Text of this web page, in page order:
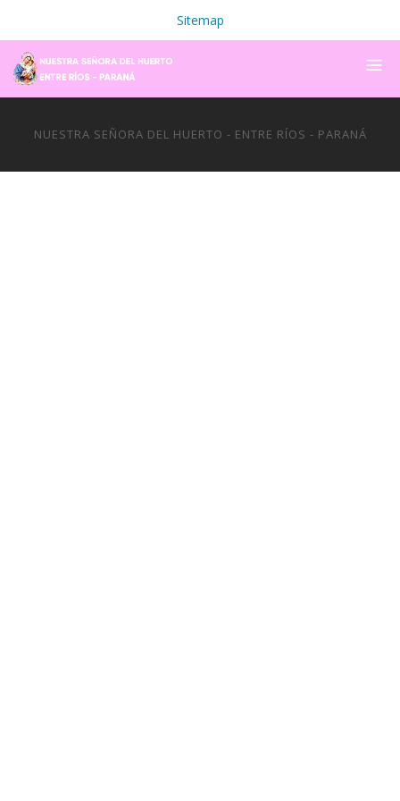
Sitemap
NUESTRA SEÑORA DEL HUERTO - ENTRE RÍOS - PARANÁ